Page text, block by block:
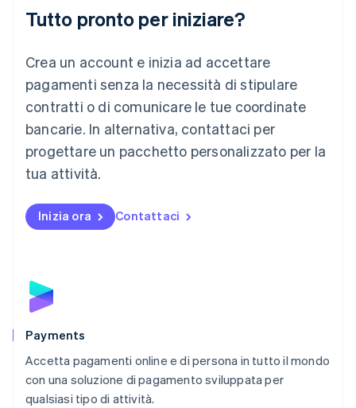
Tutto pronto per iniziare?
Crea un account e inizia ad accettare
pagamenti senza la necessità di stipulare
contratti o di comunicare le tue coordinate
bancarie. In alternativa, contattaci per
progettare un pacchetto personalizzato per la
tua attività.
Inizia ora Contattaci
Payments
Accetta pagamenti online e di persona in tutto il mondo
con una soluzione di pagamento sviluppata per
qualsiasi tipo di attività.
Lituania
Lussemburgo
Deutsch English
Malaysia
English 简体中文
Malta
Messico
EspañolEnglish
English
Nuova Zelanda
Polonia
English
Português
English简体中文
Regno Unito
English